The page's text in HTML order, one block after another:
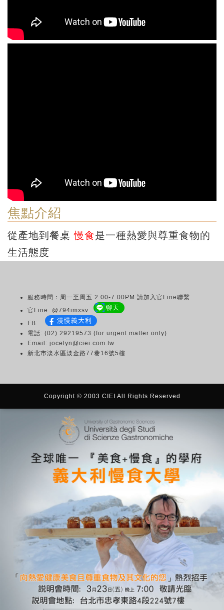
焦點介紹
從產地到餐桌慢食是一種熱愛與尊重食物的
生活態度
服務時間：周一至周五 2:00-7:00PM 請加入官Line聯繫
官Line: @794imxsv
聊天
FB: 漫慢義大利
電話: (02) 29219573 (for urgent matter only)
Email: jocelyn@ciei.com.tw
新北市淡水區淡金路77巷16號5樓
Copyright © 2003 CIEI All Rights Reserved